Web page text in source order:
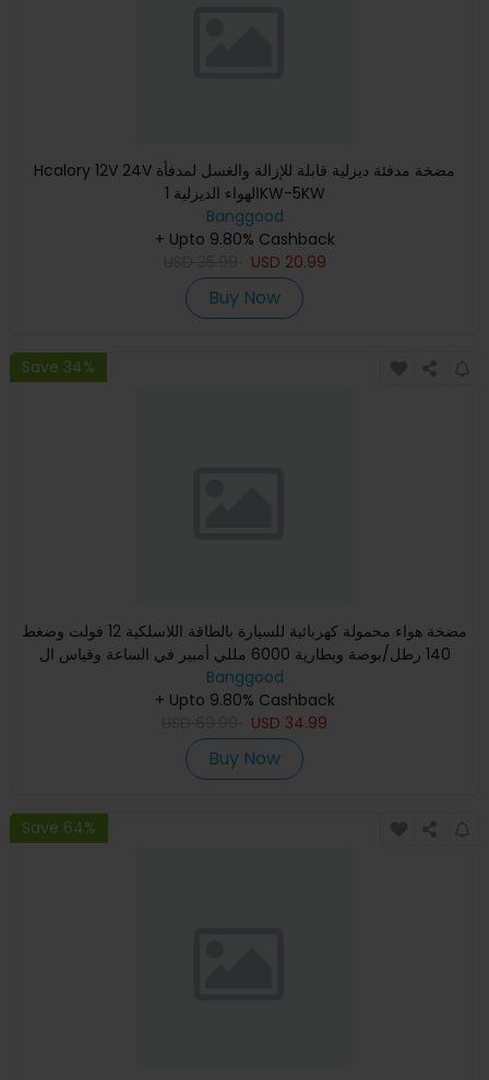
Hcalory 12V 24V مضخة مدفئة ديزلية قابلة للإزالة والغسل لمدفأة
الهواء الديزلية 1KW-5KW
Banggood
+ Upto 9.80% Cashback
USD 20.99
Buy Now
Save 34%
مضخة هواء محمولة كهربائية للسيارة بالطاقة اللاسلكية 12 فولت وضغط
140 رطل/بوصة وبطارية 6000 مللي أمبير في الساعة وقياس ال
Banggood
+ Upto 9.80% Cashback
USD 34.99
Buy Now
Save 64%